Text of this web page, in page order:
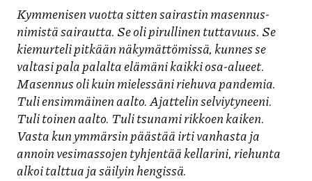
Kymmenisen vuotta sitten sairastin masennus-
nimistä sairautta. Se oli pirullinen tuttavuus. Se
kiemurteli pitkään näkymättömissä, kunnes se
valtasi pala palalta elämäni kaikki osa-alueet.
Masennus oli kuin mielessäni riehuva pandemia.
Tuli ensimmäinen aalto. Ajattelin selviytyneeni.
Tuli toinen aalto. Tuli tsunami rikkoen kaiken.
Vasta kun ymmärsin päästää irti vanhasta ja
annoin vesimassojen tyhjentää kellarini, riehunta
alkoi talttua ja säilyin hengissä.